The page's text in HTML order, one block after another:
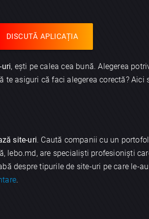
DISCUTĂ APLICAȚIA
, ești pe calea cea bună. Alegerea
te asiguri că faci alegerea corectă?
site-uri. Caută companii cu un
lebo.md, are specialiști profesioniști
despre tipurile de site-uri pe care le-
.